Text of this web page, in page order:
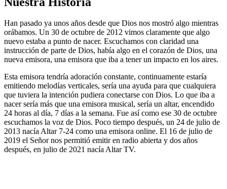
Han pasado ya unos años desde que Dios nos mostró algo mientras
orábamos. Un 30 de octubre de 2012 vimos claramente que algo
nuevo estaba a punto de nacer. Escuchamos con claridad una
instrucción de parte de Dios, había algo en el corazón de Dios, una
nueva emisora, una emisora que iba a tener un impacto en los aires.
Esta emisora tendría adoración constante, continuamente estaría
emitiendo melodías verticales, sería una ayuda para que cualquiera
que tuviera la intención pudiera conectarse con Dios. Lo que iba a
nacer sería más que una emisora musical, sería un altar, encendido
24 horas al día, 7 días a la semana. Fue así como ese 30 de octubre
escuchamos la voz de Dios. Poco tiempo después, un 24 de julio de
2013 nacía Altar 7-24 como una emisora online. El 16 de julio de
2019 el Señor nos permitió emitir en radio abierta y dos años
después, en julio de 2021 nacía Altar TV.